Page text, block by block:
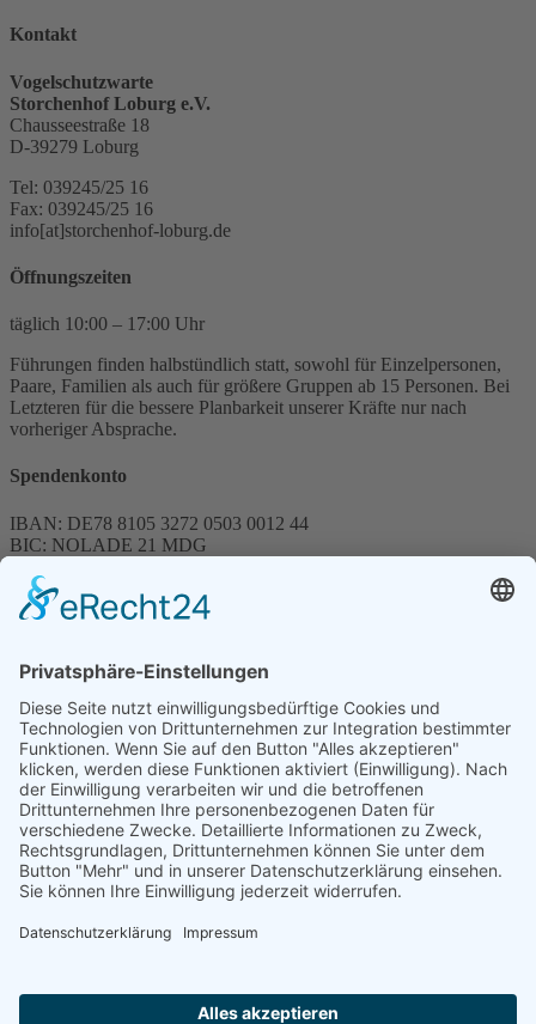
Kontakt
Vogelschutzwarte
Storchenhof Loburg e.V.
Chausseestraße 18
D-39279 Loburg
Tel: 039245/25 16
Fax: 039245/25 16
info[at]storchenhof-loburg.de
Öffnungszeiten
täglich 10:00 – 17:00 Uhr
Führungen finden halbstündlich statt, sowohl für Einzelpersonen,
Paare, Familien als auch für größere Gruppen ab 15 Personen. Bei
Letzteren für die bessere Planbarkeit unserer Kräfte nur nach
vorheriger Absprache.
Spendenkonto
IBAN: DE78 8105 3272 0503 0012 44
BIC: NOLADE 21 MDG
Spenden können steuerlich abgesetzt werden
Förderung
© 1987 – 2025
Storchenhof Loburg e.V.
Alle Rechte vorbehalten.
Cookie-Einstellungen
Navigation überspringen
Impressum
Haftungsausschluss